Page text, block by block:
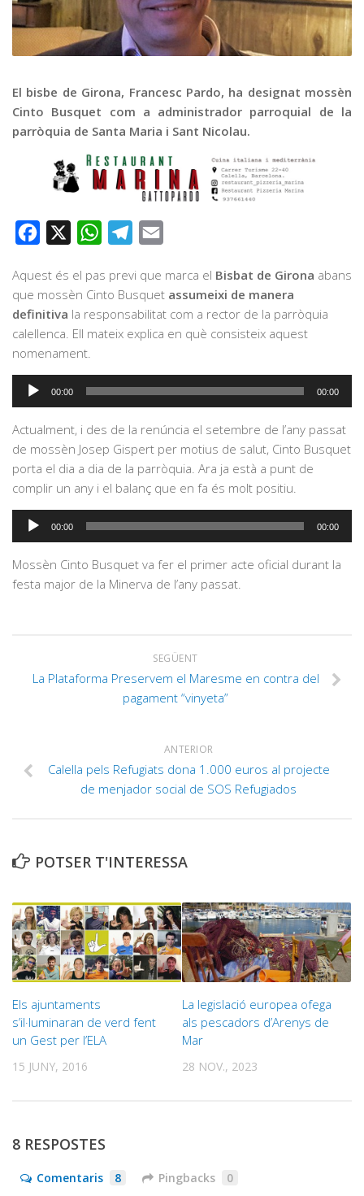
Publicitat
El bisbe de Girona, Francesc Pardo, ha designat mossèn
Cinto Busquet com a administrador parroquial de la
parròquia de Santa Maria i Sant Nicolau.
Facebook WhatsAppTelegram
Aquest és el pas previ que marca el Bisbat de Girona abans
que mossèn Cinto Busquet assumeixi de manera
definitiva la responsabilitat com a rector de la parròquia
calellenca. Ell mateix explica en què consisteix aquest
nomenament.
Reproductor
00:00 00:00
Actualment, i des de la renúncia el setembre de l’any passat
de mossèn Josep Gispert per motius de salut, Cinto Busquet
porta el dia a dia de la parròquia. Ara ja està a punt de
complir un any i el balanç que en fa és molt positiu.
Reproductor
00:00 00:00
Mossèn Cinto Busquet va fer el primer acte oficial durant la
festa major de la Minerva de l’any passat.
SEGÜENT
La Plataforma Preservem el Maresme en contra del
pagament “vinyeta”
ANTERIOR
Calella pels Refugiats dona 1.000 euros al projecte
de menjador social de SOS Refugiados
POTSER T'INTERESSA
Els ajuntaments
s’il·luminaran de verd fent
un Gest per l’ELA
15 JUNY, 2016
La legislació europea ofega
als pescadors d’Arenys de
Mar
28 NOV., 2023
8 RESPOSTES
Comentaris 8 Pingbacks 0